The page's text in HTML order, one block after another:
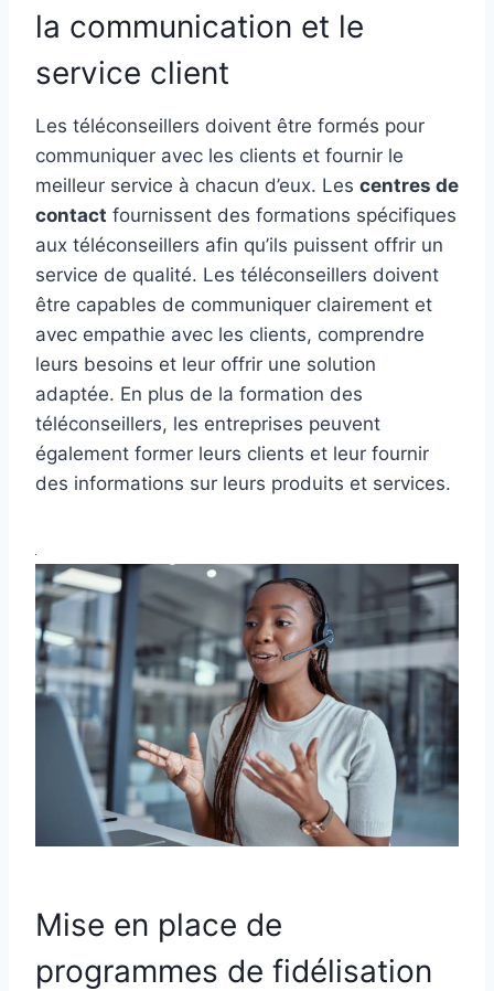
la communication et le
service client
Les téléconseillers doivent être formés pour
communiquer avec les clients et fournir le
meilleur service à chacun d’eux. Les centres de
contact fournissent des formations spécifiques
aux téléconseillers afin qu’ils puissent offrir un
service de qualité. Les téléconseillers doivent
être capables de communiquer clairement et
avec empathie avec les clients, comprendre
leurs besoins et leur offrir une solution
adaptée. En plus de la formation des
téléconseillers, les entreprises peuvent
également former leurs clients et leur fournir
des informations sur leurs produits et services.
Mise en place de
programmes de fidélisation